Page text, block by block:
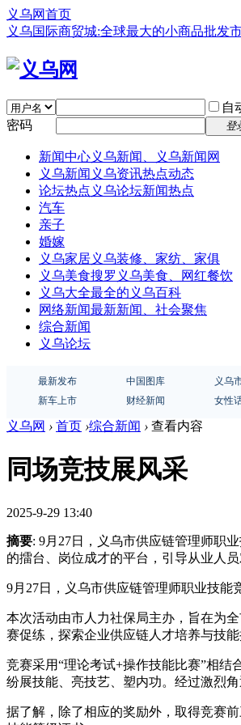
义乌网首页
义乌国际商贸城:全球最大的小商品批发
自
密码
登
新闻中心义乌新闻、义乌新闻网
义乌新闻 义乌资讯热点动态
论坛热点 义乌论坛新闻热点
汽车
亲子
婚嫁
义乌家居义乌装修、家纺、家俱
义乌美食搜罗义乌美食、网红餐饮
义乌大全最全的义乌百科
网络新闻最新新闻、社会聚焦
综合新闻
义乌论坛
最新发布 中国图库 义乌
新车上市
财经新闻 女性
义乌网 › 首页 ›综合新闻 › 查看内容
同场竞技展风采
2025-9-29 13:40
摘要: 9月27日，义乌市供应链管理师职
的擂台、岗位成才的平台，引导从业人员
9月27日，义乌市供应链管理师职业技能
本次活动由市人力社保局主办，旨在为
赛促练，探索企业供应链人才培养与技能
竞赛采用“理论考试+操作技能比赛”相
纷展技能、亮技艺、塑内功。经过激烈
据了解，除了相应的奖励外，取得竞赛